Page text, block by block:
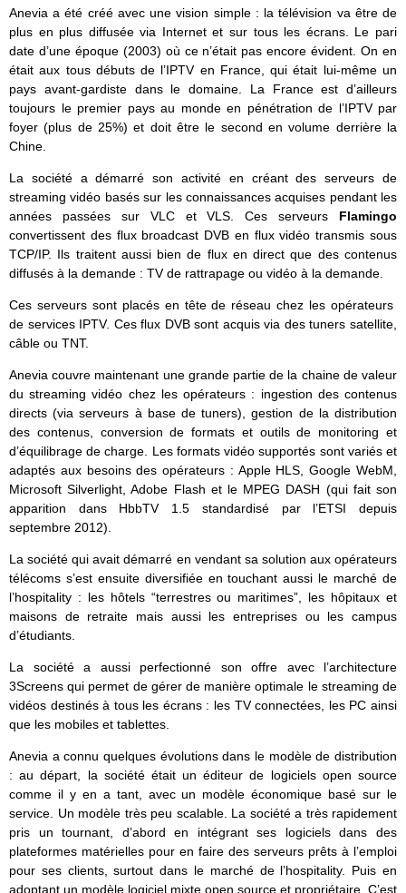
Anevia a été créé avec une vision simple : la télévision va être de
plus en plus diffusée via Internet et sur tous les écrans. Le pari
date d’une époque (2003) où ce n’était pas encore évident. On en
était aux tous débuts de l’IPTV en France, qui était lui-même un
pays avant-gardiste dans le domaine. La France est d’ailleurs
toujours le premier pays au monde en pénétration de l’IPTV par
foyer (plus de 25%) et doit être le second en volume derrière la
Chine.
La société a démarré son activité en créant des serveurs de
streaming vidéo basés sur les connaissances acquises pendant les
années passées sur VLC et VLS. Ces serveurs Flamingo
convertissent des flux broadcast DVB en flux vidéo transmis sous
TCP/IP. Ils traitent aussi bien de flux en direct que des contenus
diffusés à la demande : TV de rattrapage ou vidéo à la demande.
Ces serveurs sont placés en tête de réseau chez les opérateurs
de services IPTV. Ces flux DVB sont acquis via des tuners satellite,
câble ou TNT.
Anevia couvre maintenant une grande partie de la chaine de valeur
du streaming vidéo chez les opérateurs : ingestion des contenus
directs (via serveurs à base de tuners), gestion de la distribution
des contenus, conversion de formats et outils de monitoring et
d’équilibrage de charge. Les formats vidéo supportés sont variés et
adaptés aux besoins des opérateurs : Apple HLS, Google WebM,
Microsoft Silverlight, Adobe Flash et le MPEG DASH (qui fait son
apparition dans HbbTV 1.5 standardisé par l’ETSI depuis
septembre 2012).
La société qui avait démarré en vendant sa solution aux opérateurs
télécoms s’est ensuite diversifiée en touchant aussi le marché de
l’hospitality : les hôtels “terrestres ou maritimes”, les hôpitaux et
maisons de retraite mais aussi les entreprises ou les campus
d’étudiants.
La société a aussi perfectionné son offre avec l’architecture
3Screens qui permet de gérer de manière optimale le streaming de
vidéos destinés à tous les écrans : les TV connectées, les PC ainsi
que les mobiles et tablettes.
Anevia a connu quelques évolutions dans le modèle de distribution
: au départ, la société était un éditeur de logiciels open source
comme il y en a tant, avec un modèle économique basé sur le
service. Un modèle très peu scalable. La société a très rapidement
pris un tournant, d’abord en intégrant ses logiciels dans des
plateformes matérielles pour en faire des serveurs prêts à l’emploi
pour ses clients, surtout dans le marché de l’hospitality. Puis en
adoptant un modèle logiciel mixte open source et propriétaire. C’est